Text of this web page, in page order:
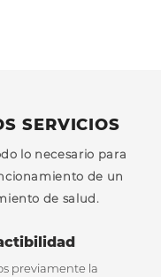
SERVICIOS
lo necesario para
de un
de salud.
previamente la